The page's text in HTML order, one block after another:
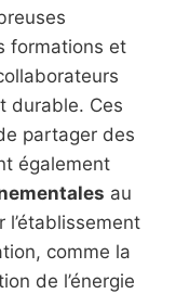
formations et
durable. Ces
partager des
également
au
l’établissement
comme la
de l’énergie